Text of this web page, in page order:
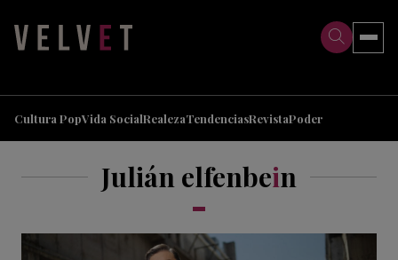
Cultura PopVida SocialRealezaTendenciasRevistaPoder
Julián elfenbein